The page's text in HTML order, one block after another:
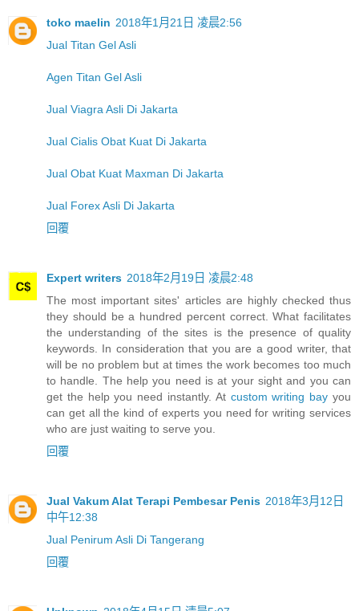
toko maelin 2018年1月21日 凌晨2:56
Jual Titan Gel Asli
Agen Titan Gel Asli
Jual Viagra Asli Di Jakarta
Jual Cialis Obat Kuat Di Jakarta
Jual Obat Kuat Maxman Di Jakarta
Jual Forex Asli Di Jakarta
回覆
Expert writers 2018年2月19日 凌晨2:48
The most important sites' articles are highly checked thus
they should be a hundred percent correct. What facilitates
the understanding of the sites is the presence of quality
keywords. In consideration that you are a good writer, that
will be no problem but at times the work becomes too much
to handle. The help you need is at your sight and you can
get the help you need instantly. At custom writing bay you
can get all the kind of experts you need for writing services
who are just waiting to serve you.
回覆
Jual Vakum Alat Terapi Pembesar Penis 2018年3月12日
中午12:38
Jual Penirum Asli Di Tangerang
回覆